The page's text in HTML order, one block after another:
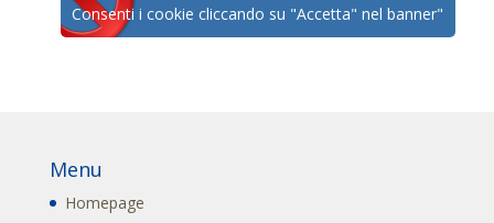
Consenti i cookie cliccando su "Accetta" nel banner"
Menu
Homepage